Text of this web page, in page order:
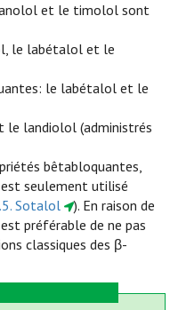
et le timolol sont
le labétalol et le
le labétalol et le
le landiolol (administrés
bêtabloquantes,
seulement utilisé
Sotalol
). En raison de
préférable de ne pas
classiques des β-